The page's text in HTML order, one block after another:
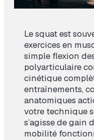
Le squat est
exercices en
simple flexion
polyarticulaire
cinétique
entraînements,
anatomiques
votre technique
s’agisse de gain
mobilité